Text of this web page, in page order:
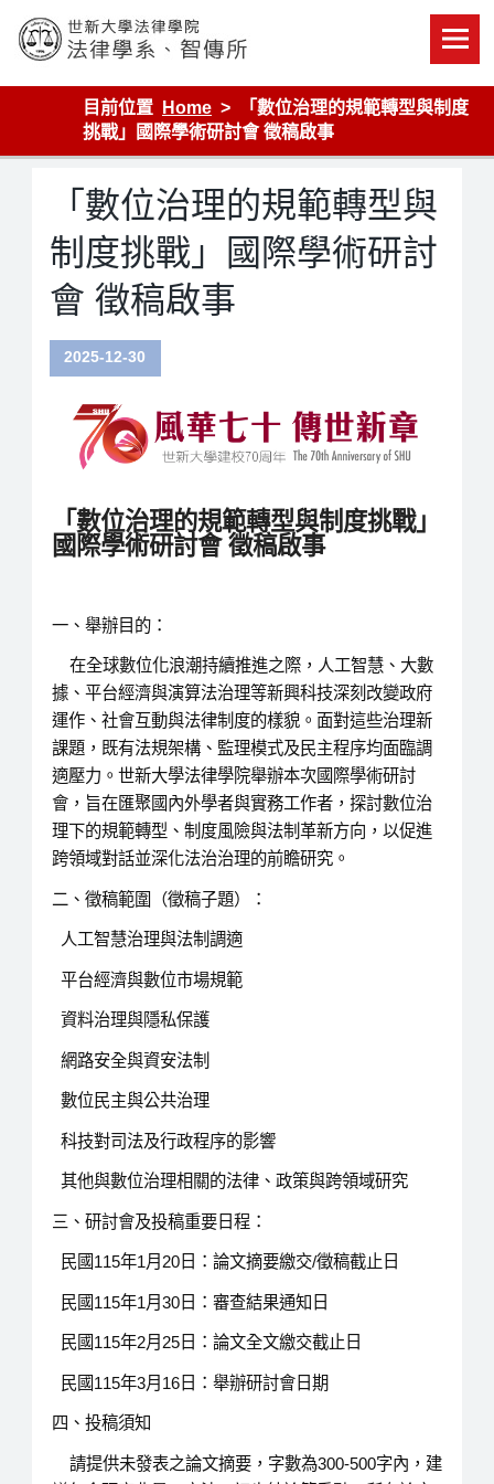
content
世新大學法律學院-法律學系-智慧財產暨科技法律研究所
目前位置
Home
「數位治理的規範轉型與制度
挑戰」國際學術研討會 徵稿啟事
「數位治理的規範轉型與
制度挑戰」國際學術研討
會 徵稿啟事
2025-12-30
「數位治理的規範轉型與制度挑戰」
國際學術研討會 徵稿啟事
一、舉辦目的：
在全球數位化浪潮持續推進之際，人工智慧、大數
據、平台經濟與演算法治理等新興科技深刻改變政府
運作、社會互動與法律制度的樣貌。面對這些治理新
課題，既有法規架構、監理模式及民主程序均面臨調
適壓力。世新大學法律學院舉辦本次國際學術研討
會，旨在匯聚國內外學者與實務工作者，探討數位治
理下的規範轉型、制度風險與法制革新方向，以促進
跨領域對話並深化法治治理的前瞻研究。
二、徵稿範圍（徵稿子題）：
人工智慧治理與法制調適
平台經濟與數位市場規範
資料治理與隱私保護
網路安全與資安法制
數位民主與公共治理
科技對司法及行政程序的影響
其他與數位治理相關的法律、政策與跨領域研究
三、研討會及投稿重要日程：
民國115年1月20日：論文摘要繳交/徵稿截止日
民國115年1月30日：審查結果通知日
民國115年2月25日：論文全文繳交截止日
民國115年3月16日：舉辦研討會日期
四、投稿須知
請提供未發表之論文摘要，字數為300-500字內，建